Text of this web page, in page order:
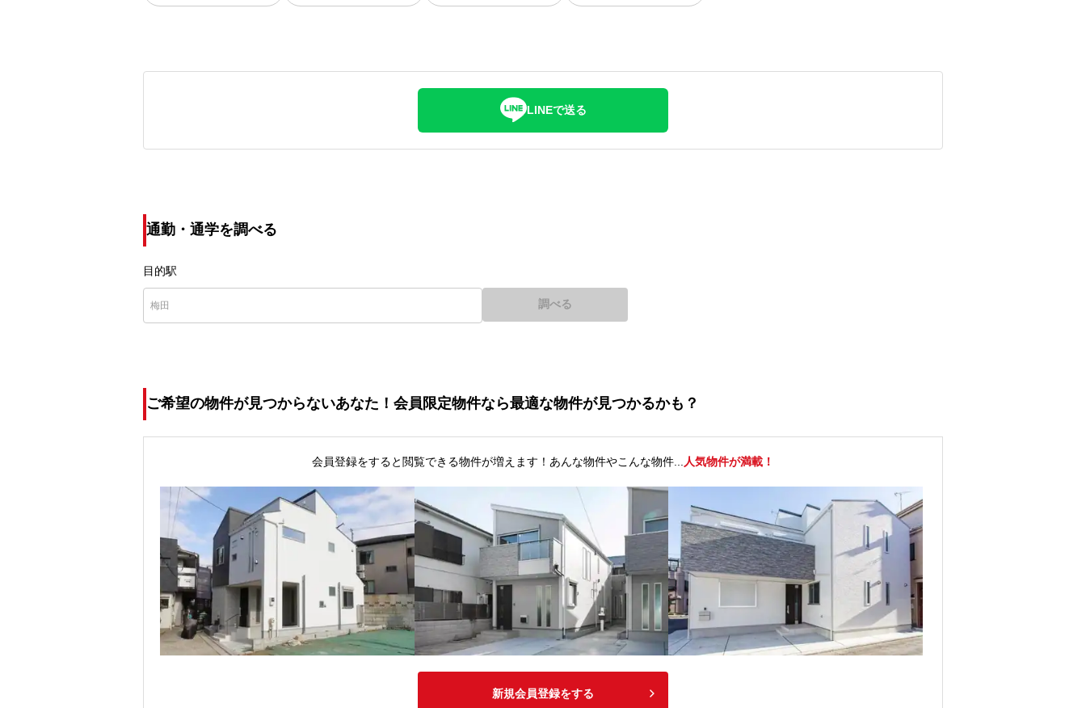
LINEで送る
通勤・通学を調べる
目的駅
調べる
ご希望の物件が見つからないあなた！会員限定物件なら最適な物件が見つかるかも？
会員登録をすると閲覧できる物件が増えます！あんな物件やこんな物件... 人気物件が満載！
新規会員登録をする